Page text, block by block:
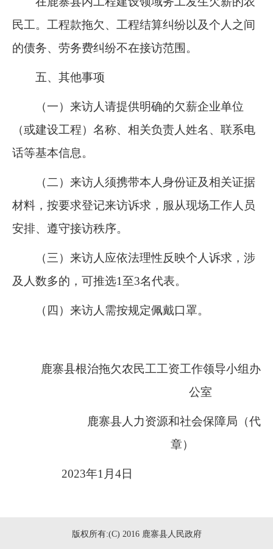
民工。工程款拖欠、工程结算纠纷以及个人之间
的债务、劳务费纠纷不在接访范围。
五、其他事项
（一）来访人请提供明确的欠薪企业单位
（或建设工程）名称、相关负责人姓名、联系电
话等基本信息。
（二）来访人须携带本人身份证及相关证据
材料，按要求登记来访诉求，服从现场工作人员
安排、遵守接访秩序。
（三）来访人应依法理性反映个人诉求，涉
及人数多的，可推选1至3名代表。
（四）来访人需按规定佩戴口罩。
鹿寨县根治拖欠农民工工资工作领导小组办
公室
鹿寨县人力资源和社会保障局（代
章）
2023年1月 4日
版权所有:(C) 2016 鹿寨县人民政府